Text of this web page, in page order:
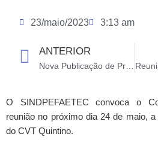
23/maio/2023 3:13 am
Prev
ANTERIOR
O SINDPEFAETEC convoca o
reunião no próximo dia 24 de maio,
do CVT Quintino.